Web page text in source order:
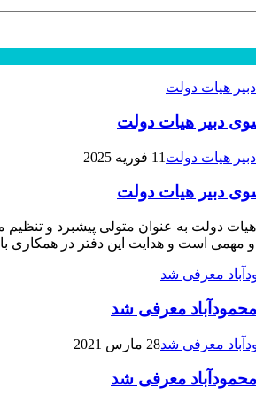
دبیر هیات دولت
11 فوریه 2025
دبیر هیات دولت
دولت به عنوان متولی پیشبرد و تنظیم
مهمی است و هدایت این دفتر در همکاری
معرفی شد
28 مارس 2021
معرفی شد